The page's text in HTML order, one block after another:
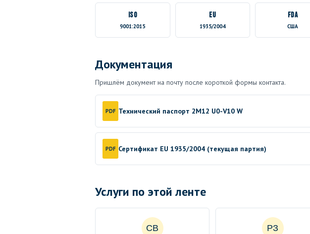
ISO
9001:2015
EU
1935/2004
FDA
США
Документация
Пришлём документ на почту после короткой формы контакта.
PDF Технический паспорт 2M12 U0-V10 W
PDF Сертификат EU 1935/2004 (текущая партия)
Услуги по этой ленте
СВ РЗ